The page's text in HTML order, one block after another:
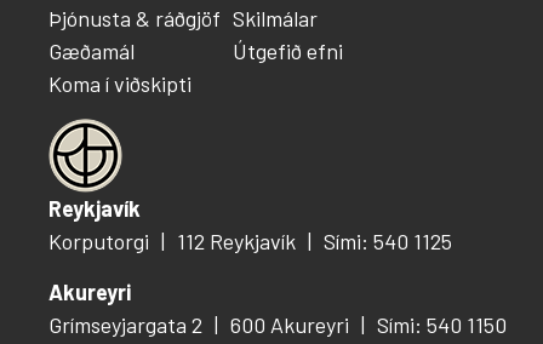
Reykjavík
Korputorgi
112 Reykjavík
Sími: 540 1125
Akureyri
Grímseyjargata 2
600 Akureyri
Sími: 540 1150
Þjónusta & ráðgjöf
Gæðamál
Koma í viðskipti
Skilmálar
Útgefið efni